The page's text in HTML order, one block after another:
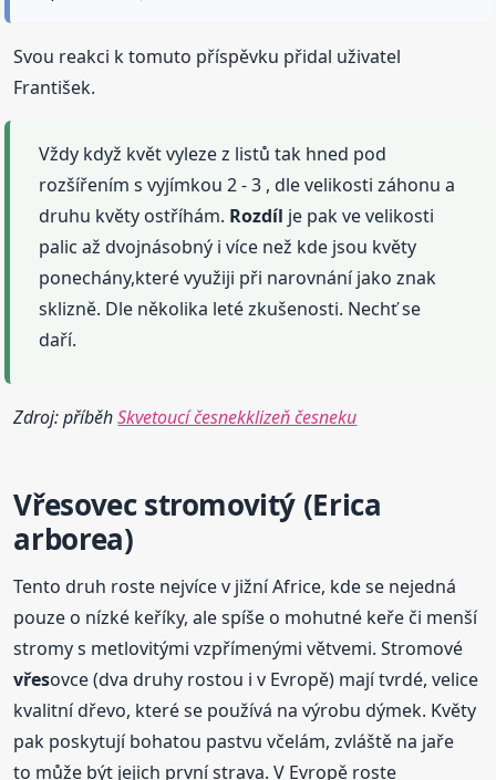
Svou reakci k tomuto příspěvku přidal uživatel
František.
Vždy když květ vyleze z listů tak hned pod
rozšířením s vyjímkou 2 - 3 , dle velikosti záhonu a
druhu květy ostříhám. Rozdíl je pak ve velikosti
palic až dvojnásobný i více než kde jsou květy
ponechány,které využiji při narovnání jako znak
sklizně. Dle několika leté zkušenosti. Nechť se
daří.
Zdroj: příběhSkvetoucí česnekklizeň česneku
Vřesovec stromovitý (Erica
arborea)
Tento druh roste nejvíce v jižní Africe, kde se nejedná
pouze o nízké keříky, ale spíše o mohutné keře či menší
stromy s metlovitými vzpřímenými větvemi. Stromové
vřesovce (dva druhy rostou i v Evropě) mají tvrdé, velice
kvalitní dřevo, které se používá na výrobu dýmek. Květy
pak poskytují bohatou pastvu včelám, zvláště na jaře
to může být jejich první strava. V Evropě roste